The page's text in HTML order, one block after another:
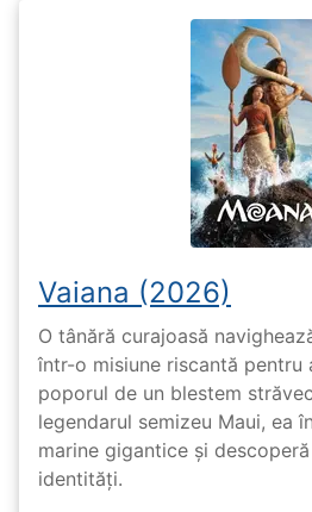
Vaiana (2026)
O tânără curajoasă
într-o misiune riscantă pentru
poporul de un blestem
legendarul semizeu Maui, ea
marine gigantice și
identități.